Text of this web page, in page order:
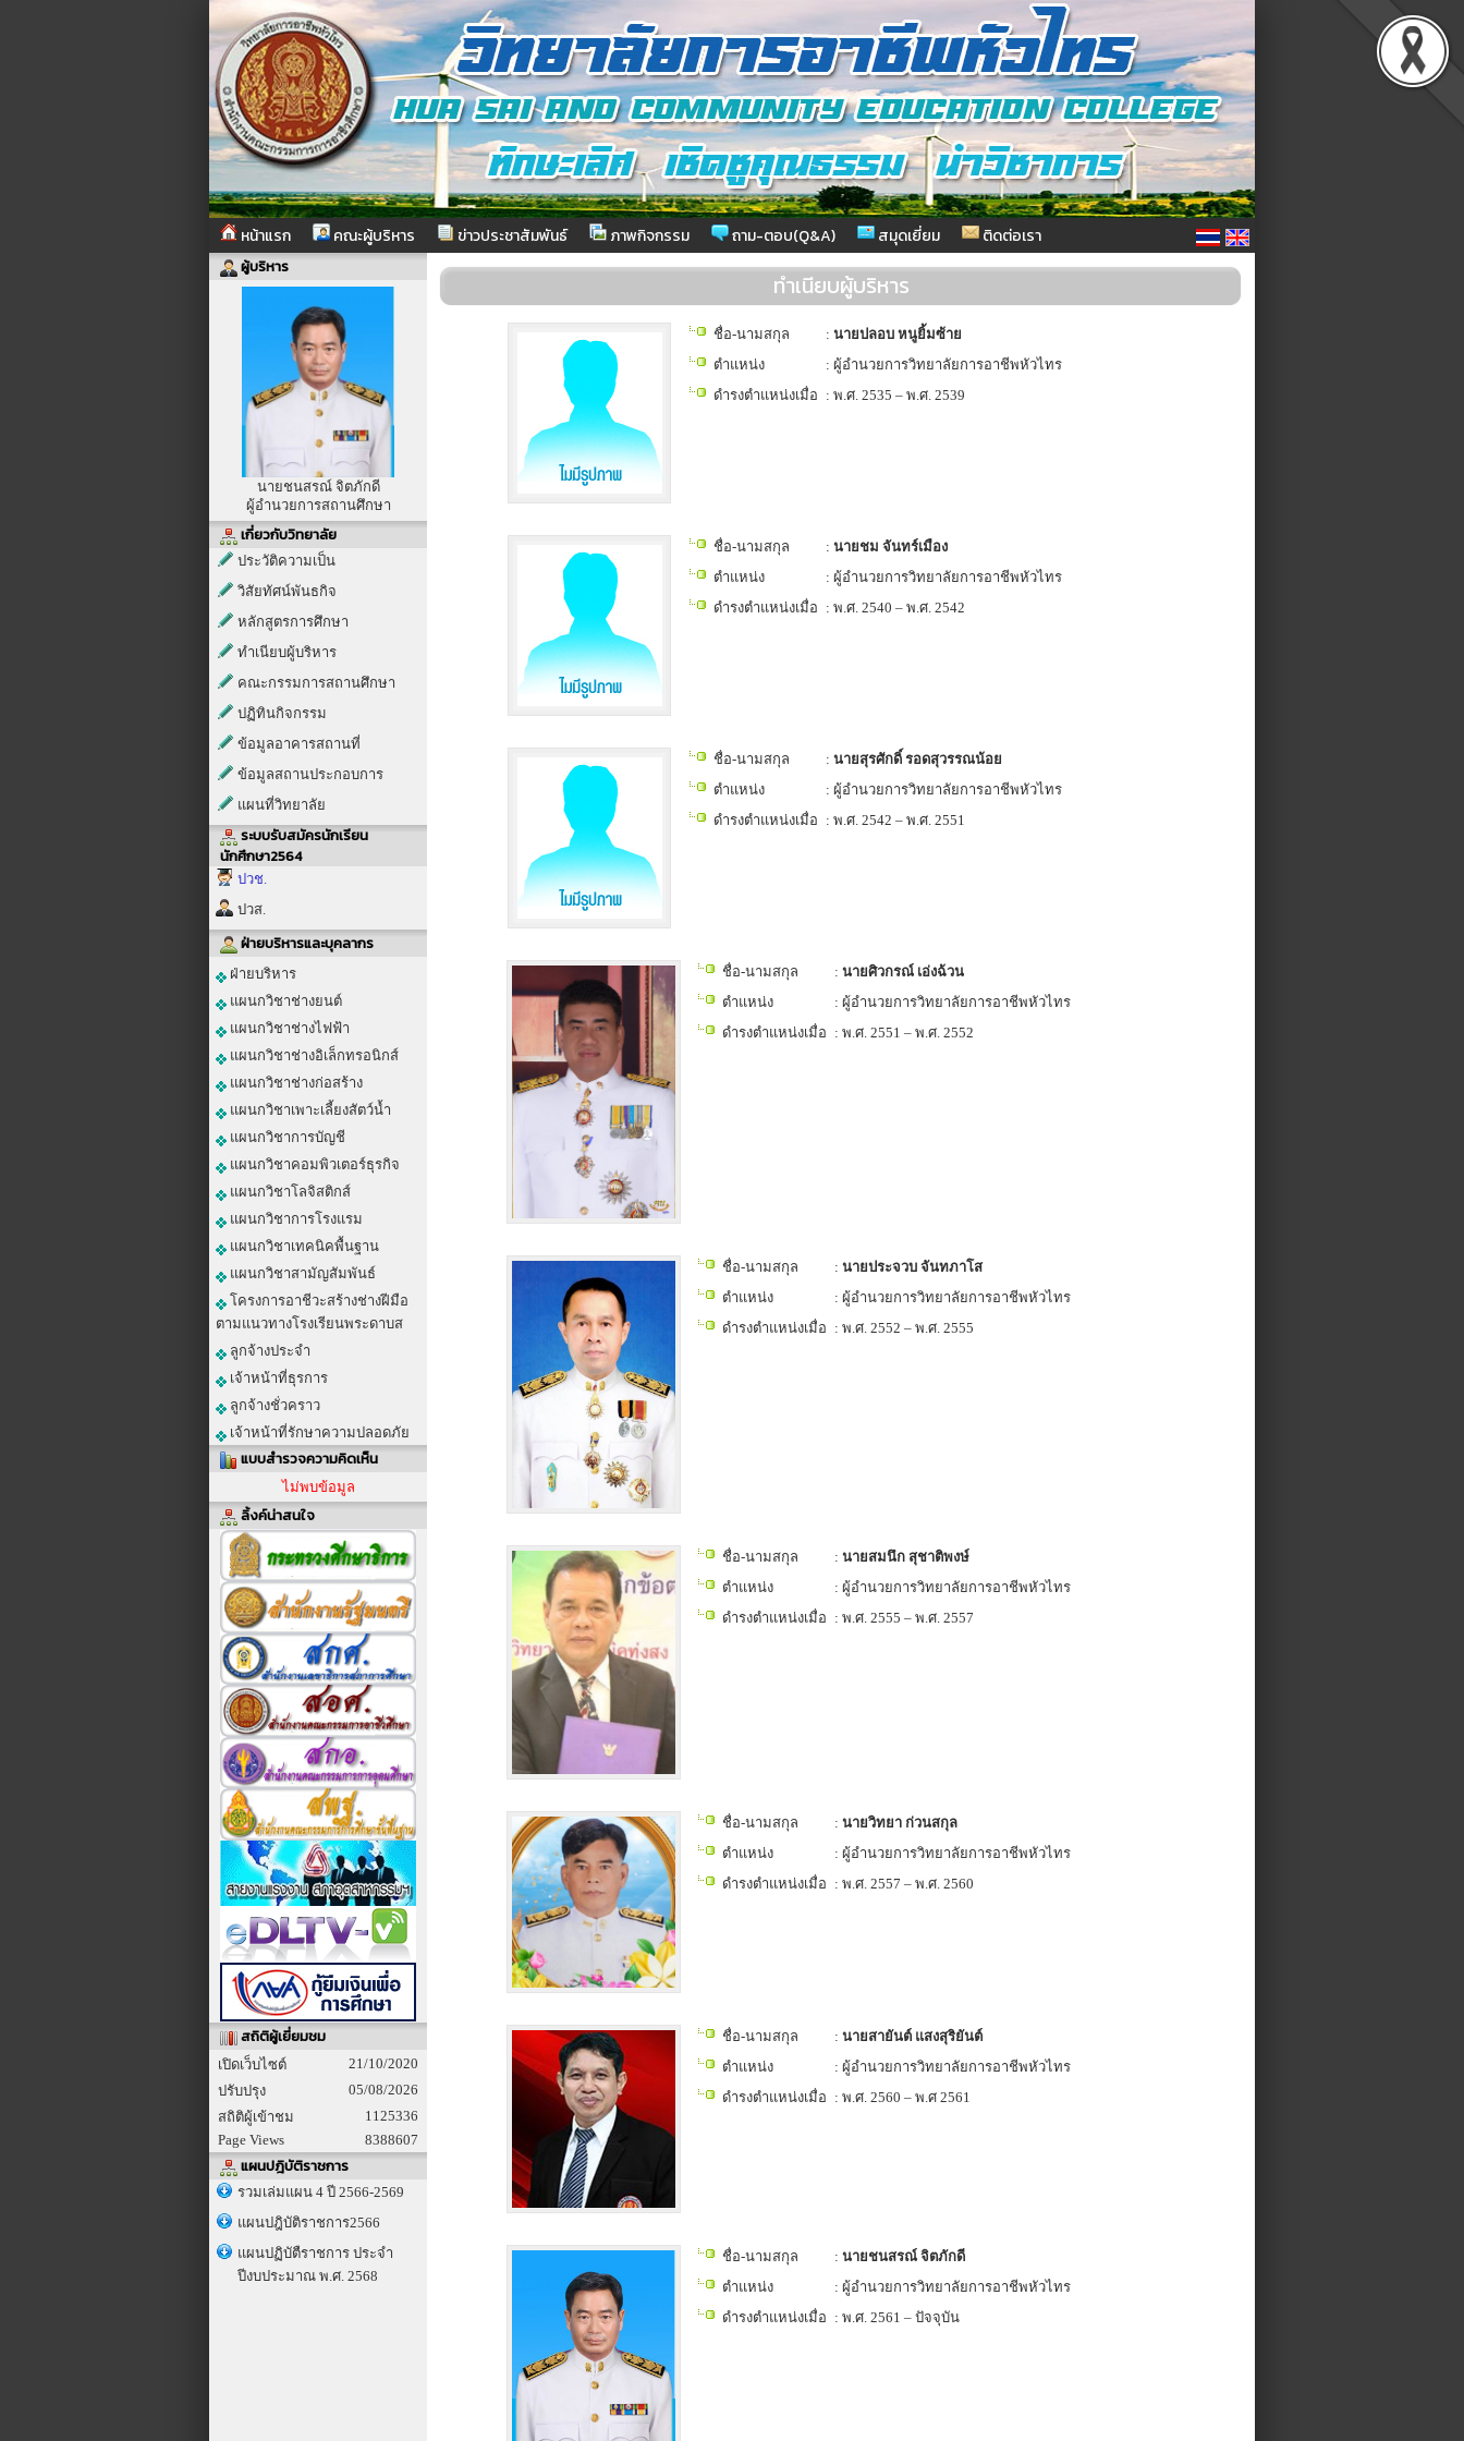
หน้าแรก คณะผู้บริหาร ข่าวประชาสัมพันธ์ ภาพกิจกรรม ถาม-ตอบ(Q&A) สมุดเยี่ยม ติดต่อเรา
ผู้บริหาร
นายชนสรณ์ จิตภักดี
ผู้อำนวยการสถานศึกษา
เกี่ยวกับวิทยาลัย
ประวัติความเป็น
วิสัยทัศน์พันธกิจ
หลักสูตรการศึกษา
ทำเนียบผู้บริหาร
คณะกรรมการสถานศึกษา
ปฏิทินกิจกรรม
ข้อมูลอาคารสถานที่
ข้อมูลสถานประกอบการ
แผนที่วิทยาลัย
ระบบรับสมัครนักเรียน
นักศึกษา2564
ปวช.
ปวส.
ฝ่ายบริหารและบุคลากร
ฝ่ายบริหาร
แผนกวิชาช่างยนต์
แผนกวิชาช่างไฟฟ้า
แผนกวิชาช่างอิเล็กทรอนิกส์
แผนกวิชาช่างก่อสร้าง
แผนกวิชาเพาะเลี้ยงสัตว์น้ำ
แผนกวิชาการบัญชี
แผนกวิชาคอมพิวเตอร์ธุรกิจ
แผนกวิชาโลจิสติกส์
แผนกวิชาการโรงแรม
แผนกวิชาเทคนิคพื้นฐาน
แผนกวิชาสามัญสัมพันธ์
โครงการอาชีวะสร้างช่างฝีมือ
ตามแนวทางโรงเรียนพระดาบส
ลูกจ้างประจำ
เจ้าหน้าที่ธุรการ
ลูกจ้างชั่วคราว
เจ้าหน้าที่รักษาความปลอดภัย
แบบสำรวจความคิดเห็น
ไม่พบข้อมูล
ลิ้งค์น่าสนใจ
สถิติผู้เยี่ยมชม
เปิดเว็บไซต์
21/10/2020
ปรับปรุง
05/08/2026
สถิติผู้เข้าชม
1125336
Page Views
8388607
แผนปฎิบัติราชการ
รวมเล่มแผน 4 ปี 2566-2569
แผนปฎิบัติราชการ2566
แผนปฏิบัตืราชการ ประจำ
ปีงบประมาณ พ.ศ. 2568
ทำเนียบผู้บริหาร
ชื่อ-นามสกุล : นายปลอบ หนูยิ้มซ้าย
ตำแหน่ง
: ผู้อำนวยการวิทยาลัยการอาชีพหัวไทร
ดำรงตำแหน่งเมื่อ : พ.ศ. 2535 – พ.ศ. 2539
ชื่อ-นามสกุล : นายชม จันทร์เมือง
ตำแหน่ง
: ผู้อำนวยการวิทยาลัยการอาชีพหัวไทร
ดำรงตำแหน่งเมื่อ : พ.ศ. 2540 – พ.ศ. 2542
ชื่อ-นามสกุล : นายสุรศักดิ์ รอดสุวรรณน้อย
ตำแหน่ง
: ผู้อำนวยการวิทยาลัยการอาชีพหัวไทร
ดำรงตำแหน่งเมื่อ : พ.ศ. 2542 – พ.ศ. 2551
ชื่อ-นามสกุล : นายศิวกรณ์ เอ่งฉ้วน
ตำแหน่ง
: ผู้อำนวยการวิทยาลัยการอาชีพหัวไทร
ดำรงตำแหน่งเมื่อ : พ.ศ. 2551 – พ.ศ. 2552
ชื่อ-นามสกุล : นายประจวบ จันทภาโส
ตำแหน่ง
: ผู้อำนวยการวิทยาลัยการอาชีพหัวไทร
ดำรงตำแหน่งเมื่อ : พ.ศ. 2552 – พ.ศ. 2555
ชื่อ-นามสกุล : นายสมนึก สุชาติพงษ์
ตำแหน่ง
: ผู้อำนวยการวิทยาลัยการอาชีพหัวไทร
ดำรงตำแหน่งเมื่อ : พ.ศ. 2555 – พ.ศ. 2557
ชื่อ-นามสกุล : นายวิทยา ก่วนสกุล
ตำแหน่ง
: ผู้อำนวยการวิทยาลัยการอาชีพหัวไทร
ดำรงตำแหน่งเมื่อ : พ.ศ. 2557 – พ.ศ. 2560
ชื่อ-นามสกุล : นายสายันต์ แสงสุริยันต์
ตำแหน่ง
: ผู้อำนวยการวิทยาลัยการอาชีพหัวไทร
ดำรงตำแหน่งเมื่อ : พ.ศ. 2560 – พ.ศ 2561
ชื่อ-นามสกุล : นายชนสรณ์ จิตภักดี
ตำแหน่ง
: ผู้อำนวยการวิทยาลัยการอาชีพหัวไทร
ดำรงตำแหน่งเมื่อ : พ.ศ. 2561 – ปัจจุบัน